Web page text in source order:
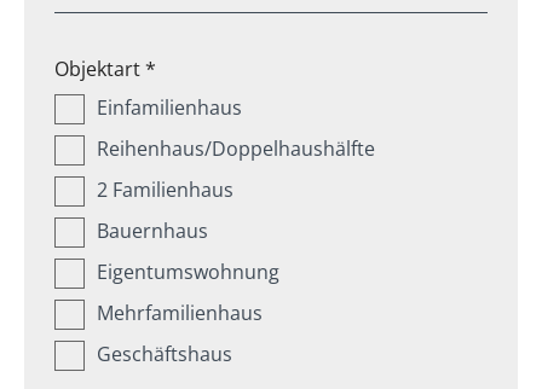
Objektart *
Einfamilienhaus
Reihenhaus/Doppelhaushälfte
2 Familienhaus
Bauernhaus
Eigentumswohnung
Mehrfamilienhaus
Geschäftshaus